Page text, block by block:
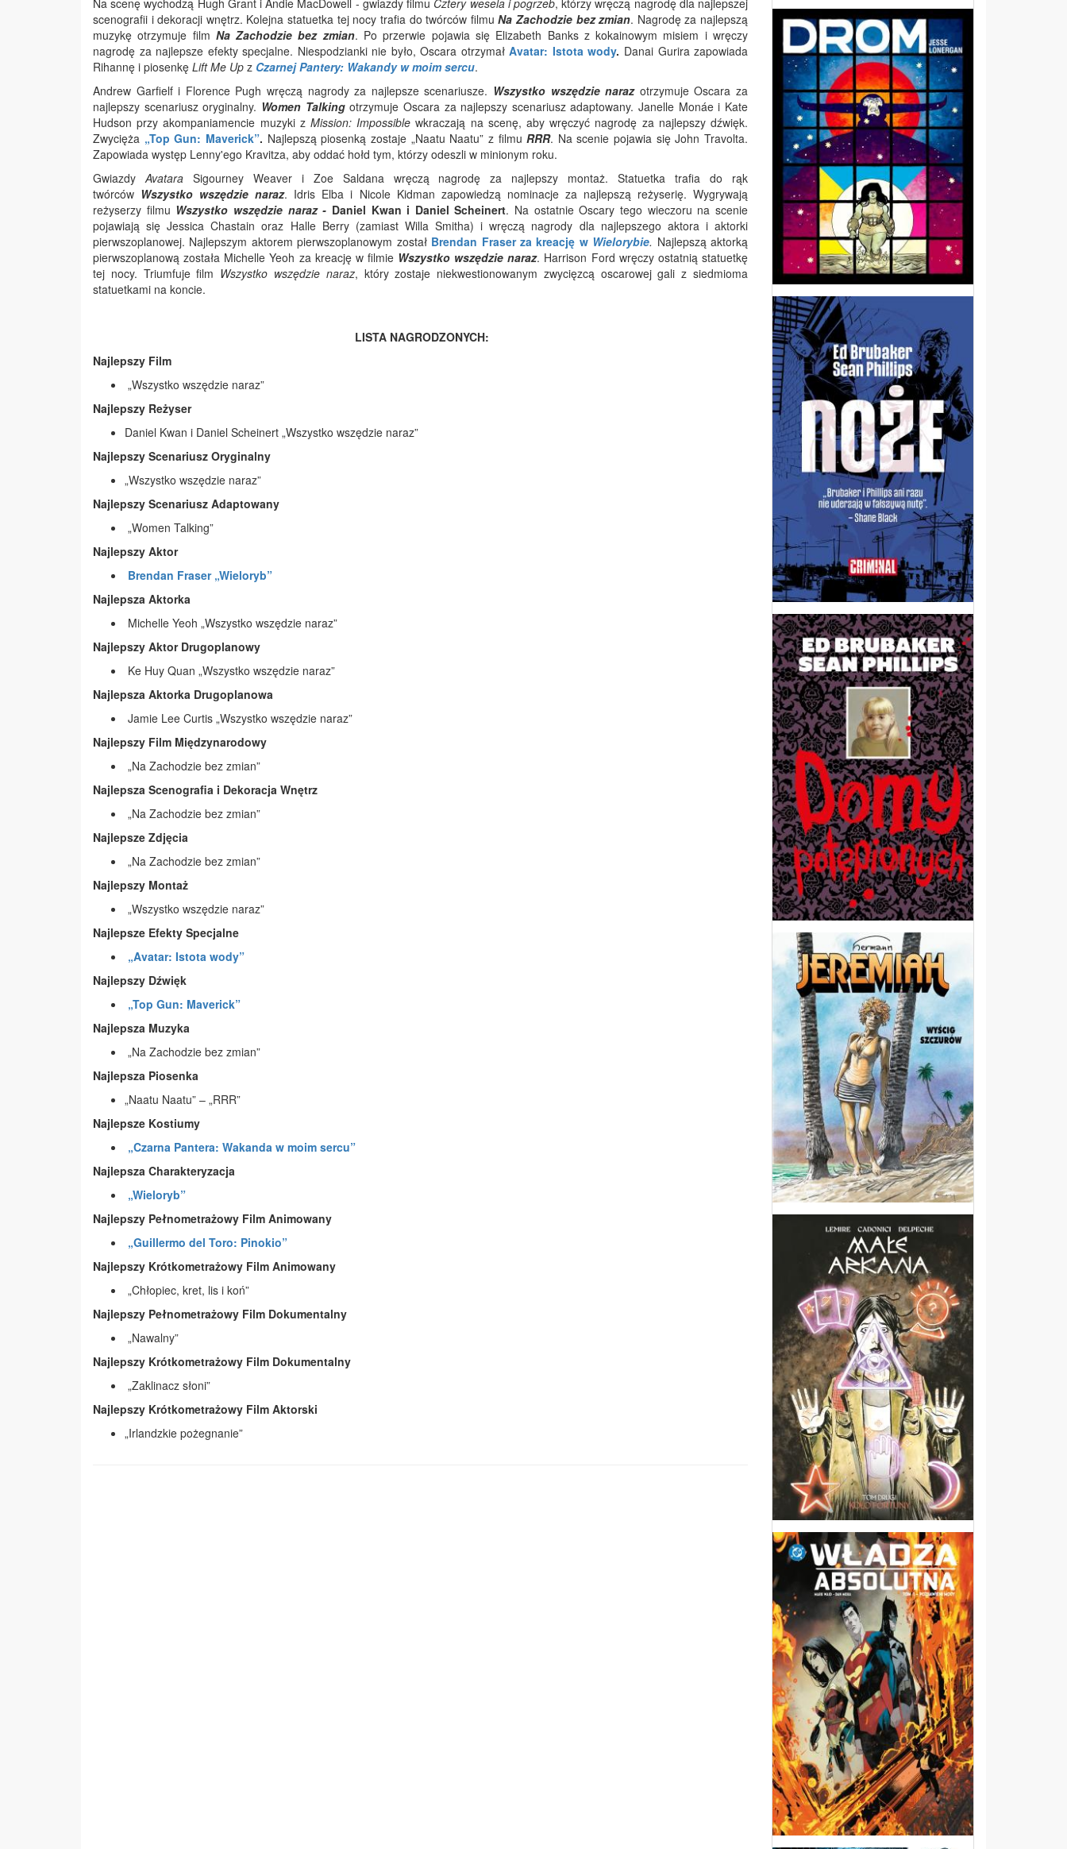
Na scenę wychodzą Hugh Grant i Andie MacDowell - gwiazdy filmu Cztery wesela i pogrzeb, którzy wręczą nagrodę dla najlepszej
scenografii i dekoracji wnętrz. Kolejna statuetka tej nocy trafia do twórców filmuNa Zachodzie bez zmian. Nagrodę za najlepszą
muzykę otrzymuje film Na Zachodzie bez zmian. Po przerwie pojawia się Elizabeth Banks z kokainowym misiem i wręczy
nagrodę za najlepsze efekty specjalne. Niespodzianki nie było, Oscara otrzymałAvatar: Istota wody. Danai Gurira zapowiada
Rihannę i piosenkę Lift Me Up z Czarnej Pantery: Wakandy w moim sercu.
Andrew Garfielf i Florence Pugh wręczą nagrody za najlepsze scenariusze. Wszystko wszędzie narazotrzymuje Oscara za
najlepszy scenariusz oryginalny. Women Talkingotrzymuje Oscara za najlepszy scenariusz adaptowany. Janelle Monáe i Kate
Hudson przy akompaniamencie muzyki z Mission: Impossible wkraczają na scenę, aby wręczyć nagrodę za najlepszy dźwięk.
Zwycięża „Top Gun: Maverick”. Najlepszą piosenką zostaje „Naatu Naatu” z filmuRRR. Na scenie pojawia się John Travolta.
Zapowiada występ Lenny'ego Kravitza, aby oddać hołd tym, którzy odeszli w minionym roku.
GwiazdyAvataraSigourney Weaver i Zoe Saldana wręczą nagrodę za najlepszy montaż. Statuetka trafia do rąk
twórców Wszystko wszędzie naraz. Idris Elba i Nicole Kidman zapowiedzą nominacje za najlepszą reżyserię. Wygrywają
reżyserzy filmu Wszystko wszędzie naraz - Daniel Kwan i Daniel Scheinert. Na ostatnie Oscary tego wieczoru na scenie
pojawiają się Jessica Chastain oraz Halle Berry (zamiast Willa Smitha) i wręczą nagrody dla najlepszego aktora i aktorki
pierwszoplanowej. Najlepszym aktorem pierwszoplanowym został Brendan Fraser za kreację w Wielorybie. Najlepszą aktorką
pierwszoplanową została Michelle Yeoh za kreację w filmieWszystko wszędzie naraz. Harrison Ford wręczy ostatnią statuetkę
tej nocy. Triumfuje film Wszystko wszędzie naraz, który zostaje niekwestionowanym zwycięzcą oscarowej gali z siedmioma
statuetkami na koncie.
LISTA NAGRODZONYCH:
Najlepszy Film
„Wszystko wszędzie naraz”
Najlepszy Reżyser
Daniel Kwan i Daniel Scheinert „Wszystko wszędzie naraz”
Najlepszy Scenariusz Oryginalny
„Wszystko wszędzie naraz”
Najlepszy Scenariusz Adaptowany
„Women Talking”
Najlepszy Aktor
Brendan Fraser „Wieloryb”
Najlepsza Aktorka
Michelle Yeoh „Wszystko wszędzie naraz”
Najlepszy Aktor Drugoplanowy
Ke Huy Quan „Wszystko wszędzie naraz”
Najlepsza Aktorka Drugoplanowa
Jamie Lee Curtis „Wszystko wszędzie naraz”
Najlepszy Film Międzynarodowy
„Na Zachodzie bez zmian”
Najlepsza Scenografia i Dekoracja Wnętrz
„Na Zachodzie bez zmian”
Najlepsze Zdjęcia
„Na Zachodzie bez zmian”
Najlepszy Montaż
„Wszystko wszędzie naraz”
Najlepsze Efekty Specjalne
„Avatar: Istota wody”
Najlepszy Dźwięk
„Top Gun: Maverick”
Najlepsza Muzyka
„Na Zachodzie bez zmian”
Najlepsza Piosenka
„Naatu Naatu” – „RRR”
Najlepsze Kostiumy
„Czarna Pantera: Wakanda w moim sercu”
Najlepsza Charakteryzacja
„Wieloryb”
Najlepszy Pełnometrażowy Film Animowany
„Guillermo del Toro: Pinokio”
Najlepszy Krótkometrażowy Film Animowany
„Chłopiec, kret, lis i koń”
Najlepszy Pełnometrażowy Film Dokumentalny
„Nawalny”
Najlepszy Krótkometrażowy Film Dokumentalny
„Zaklinacz słoni”
Najlepszy Krótkometrażowy Film Aktorski
„Irlandzkie pożegnanie”